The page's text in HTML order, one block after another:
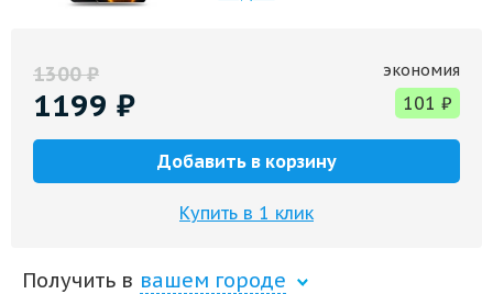
1300₽
1199 ₽
экономия
101 ₽
Добавить в корзину
Купить в 1 клик
Получить в вашем городе